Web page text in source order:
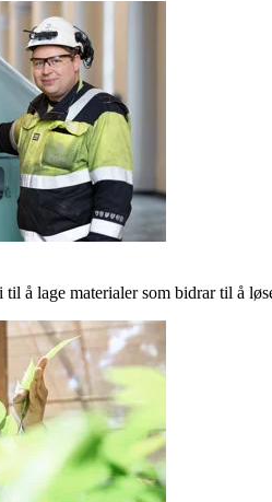
å lage materialer som bidrar til å